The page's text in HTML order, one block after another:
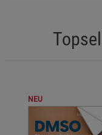
NEU